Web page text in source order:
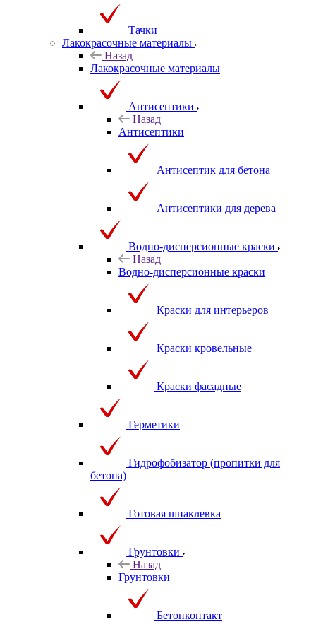
Тачки
Лакокрасочные материалы
Назад
Лакокрасочные материалы
Антисептики
Назад
Антисептики
Антисептик для бетона
Антисептики для дерева
Водно-дисперсионные краски
Назад
Водно-дисперсионные краски
Краски для интерьеров
Краски кровельные
Краски фасадные
Герметики
Гидрофобизатор (пропитки для
бетона)
Готовая шпаклевка
Грунтовки
Назад
Грунтовки
Бетонконтакт